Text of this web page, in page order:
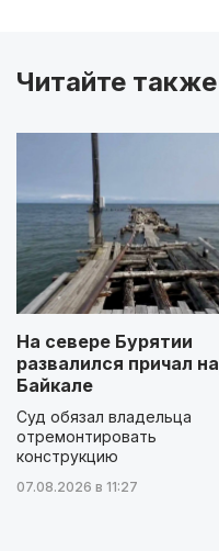
Читайте также
На севере Бурятии
развалился причал на
Байкале
Суд обязал владельца
отремонтировать
конструкцию
07.08.2026 в 11:27